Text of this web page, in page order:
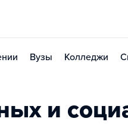
Вузы Колледжи
и